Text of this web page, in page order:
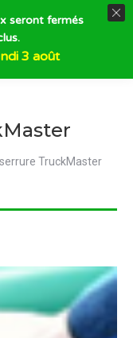
TruckMaster
seront fermés
3 août